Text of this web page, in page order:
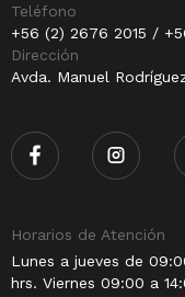
Teléfono
+56 (2) 2676 2015 /
Dirección
Avda. Manuel
Horarios de Atención
Lunes a jueves de
hrs. Viernes 09:00 a